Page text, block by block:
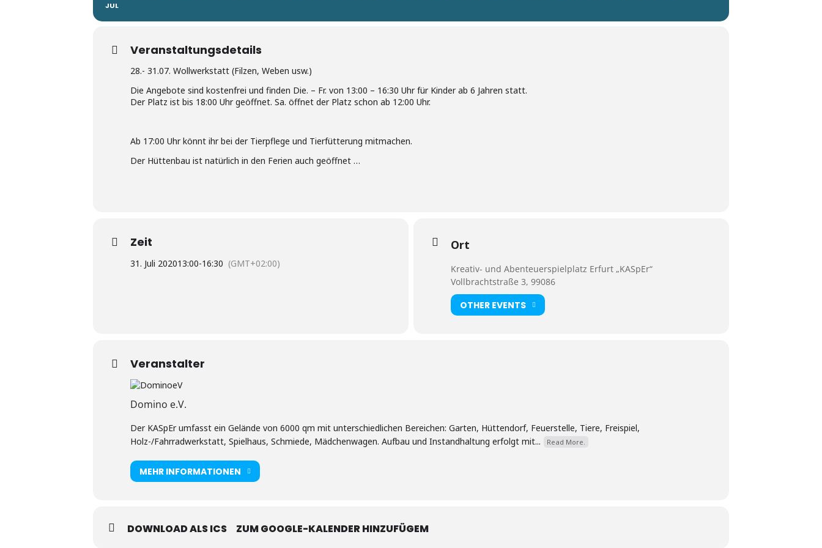
JUL
Veranstaltungsdetails
28.- 31.07. Wollwerkstatt (Filzen, Weben usw.)
Die Angebote sind kostenfrei und finden Die. – Fr. von 13:00 – 16:30 Uhr für Kinder ab 6 Jahren statt.
Der Platz ist bis 18:00 Uhr geöffnet. Sa. öffnet der Platz schon ab 12:00 Uhr.
Ab 17:00 Uhr könnt ihr bei der Tierpflege und Tierfütterung mitmachen.
Der Hüttenbau ist natürlich in den Ferien auch geöffnet …
Zeit
31. Juli 202013:00-16:30 (GMT+02:00)
Ort
Kreativ- und Abenteuerspielplatz Erfurt „KASpEr“
Vollbrachtstraße 3, 99086
OTHER EVENTS
Veranstalter
Domino e.V.
Der KASpEr umfasst ein Gelände von 6000 qm mit unterschiedlichen Bereichen: Garten, Hüttendorf, Feuerstelle, Tiere, Freispiel,
Holz-/Fahrradwerkstatt, Spielhaus, Schmiede, Mädchenwagen. Aufbau und Instandhaltung erfolgt mit...
Read More.
MEHR INFORMATIONEN
DOWNLOAD ALS ICS ZUM GOOGLE-KALENDER HINZUFÜGEM